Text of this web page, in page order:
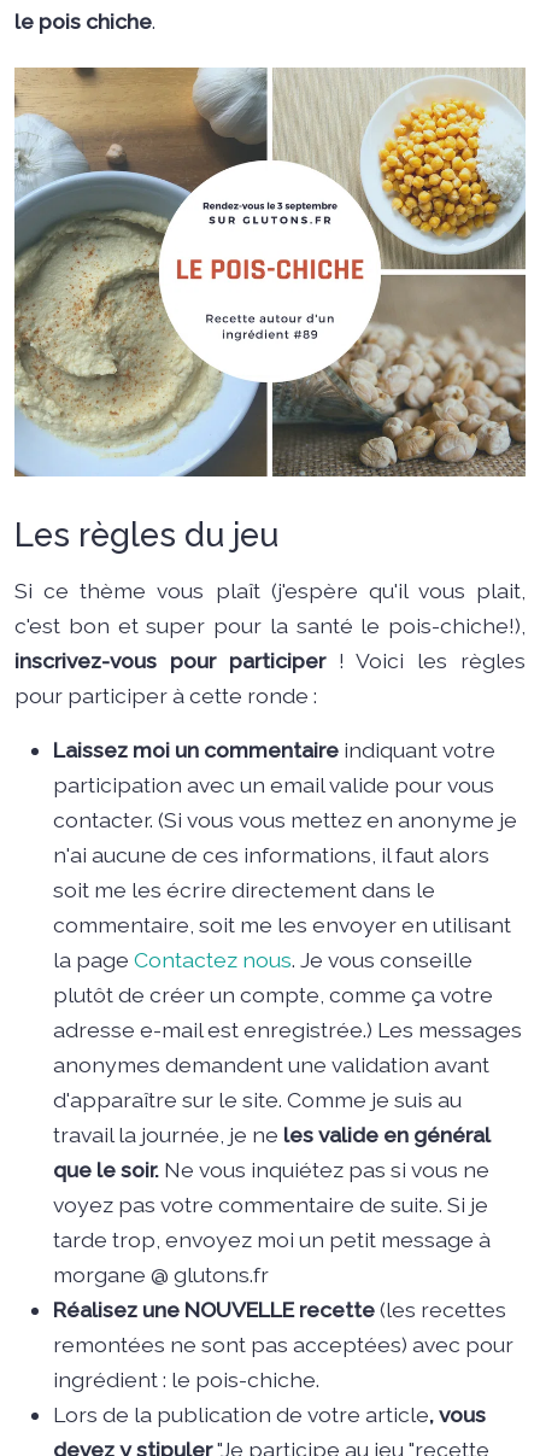
le pois chiche.
Les règles du jeu
Si ce thème vous plaît (j'espère qu'il vous plait,
c'est bon et super pour la santé le pois-chiche!),
inscrivez-vous pour participer! Voici les règles
pour participer à cette ronde :
Laissez moi un commentaire indiquant votre
participation avec un email valide pour vous
contacter. (Si vous vous mettez en anonyme je
n'ai aucune de ces informations, il faut alors
soit me les écrire directement dans le
commentaire, soit me les envoyer en utilisant
la page Contactez nous. Je vous conseille
plutôt de créer un compte, comme ça votre
adresse e-mail est enregistrée.) Les messages
anonymes demandent une validation avant
d'apparaître sur le site. Comme je suis au
travail la journée, je ne les valide en général
que le soir. Ne vous inquiétez pas si vous ne
voyez pas votre commentaire de suite. Si je
tarde trop, envoyez moi un petit message à
morgane @ glutons.fr
Réalisez une NOUVELLE recette(les recettes
remontées ne sont pas acceptées) avec pour
ingrédient : le pois-chiche.
Lors de la publication de votre article, vous
devez y stipuler"Je participe au jeu "recette